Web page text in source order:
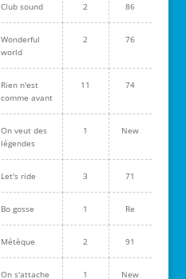
Club sound 2 86
Wonderful
world
2 76
Rien n'est
comme avant
11 74
On veut des
légendes
1 New
Let's ride 3 71
Bo gosse 1 Re
Métèque 2 91
On s'attache 1 New